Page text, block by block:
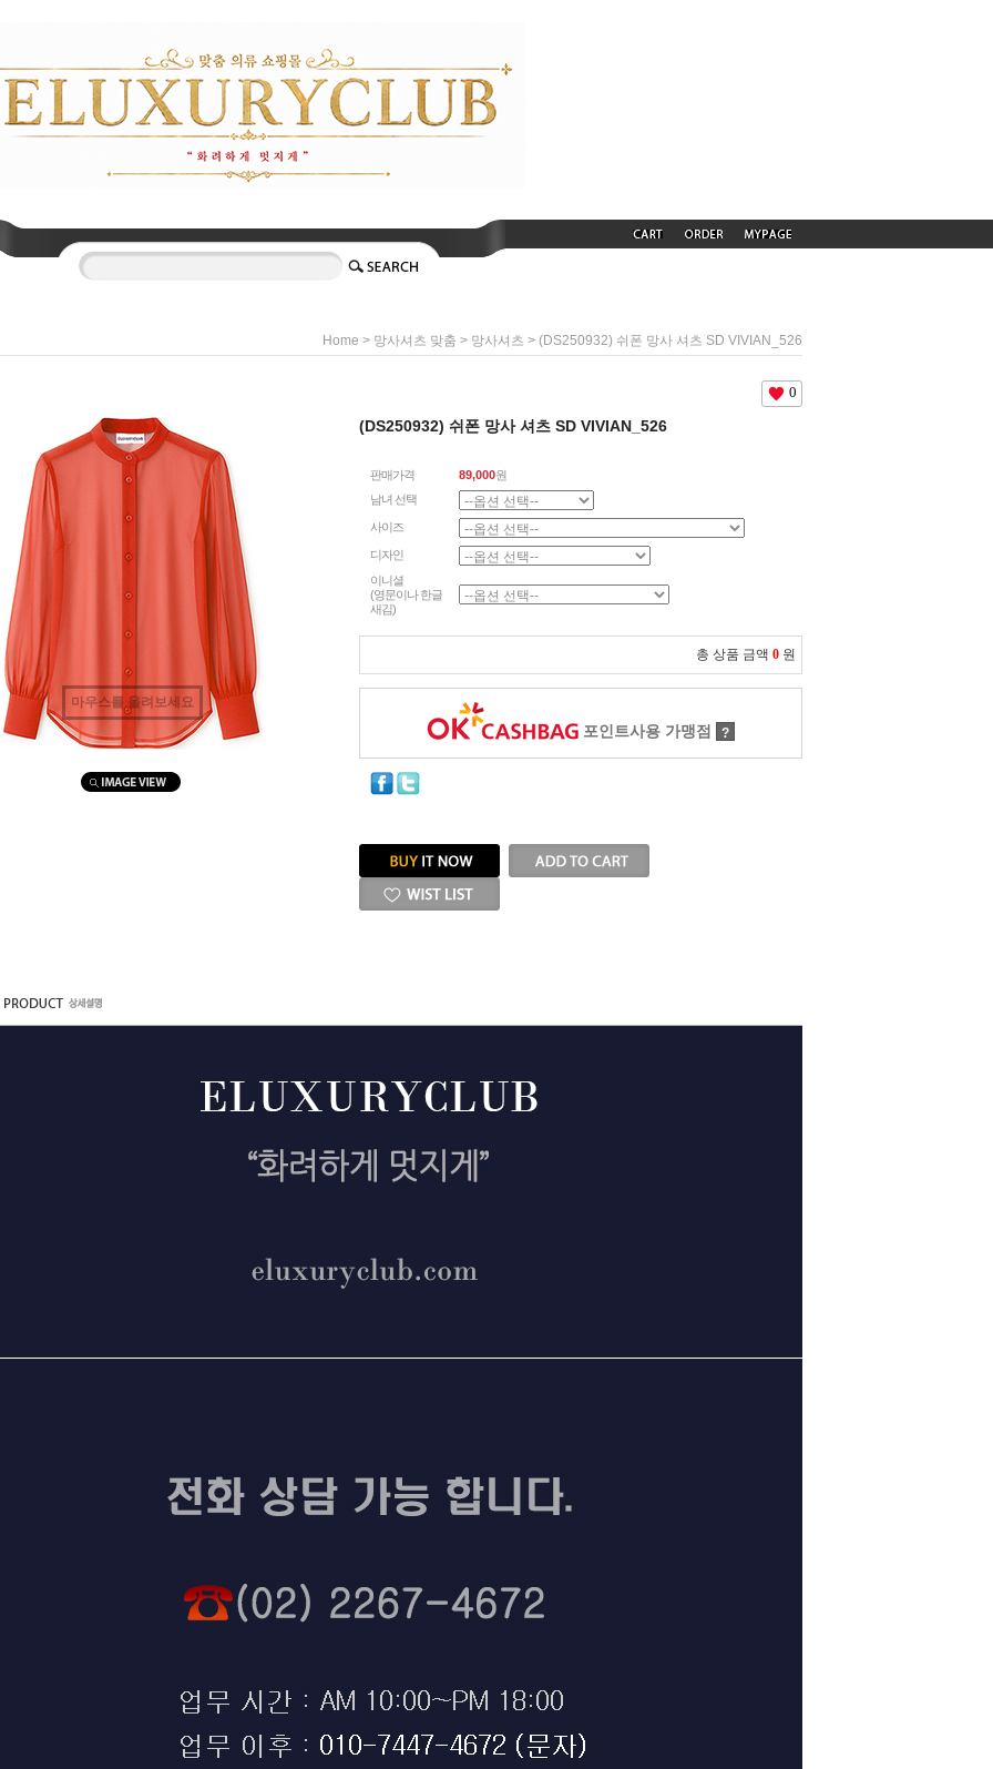
Home > 망사셔츠 맞춤 > 망사셔츠 > (DS250932) 쉬폰 망사 셔츠 SD VIVIAN_526
마우스를 올려보세요
0
(DS250932) 쉬폰 망사 셔츠 SD VIVIAN_526
판매가격 89,000원
남녀 선택
사이즈
디자인
이니셜
(영문이나 한글
새김)
총 상품 금액 0 원
포인트사용 가맹점 ?